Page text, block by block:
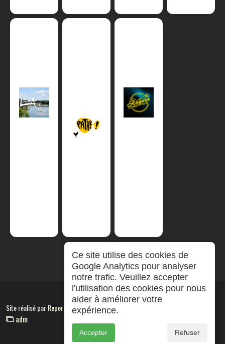
Site réalisé parRepereCom
adm
Ce site utilise des cookies de
Google Analytics pour analyser
notre trafic. Veuillez accepter
l'utilisation des cookies pour nous
aider à améliorer votre
expérience.
Accepter Refuser